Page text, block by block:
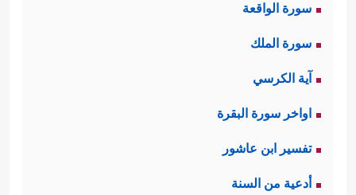
سورة الواقعة
سورة الملك
آية الكرسي
اواخر سورة البقرة
تفسير ابن عاشور
أدعية من السنة